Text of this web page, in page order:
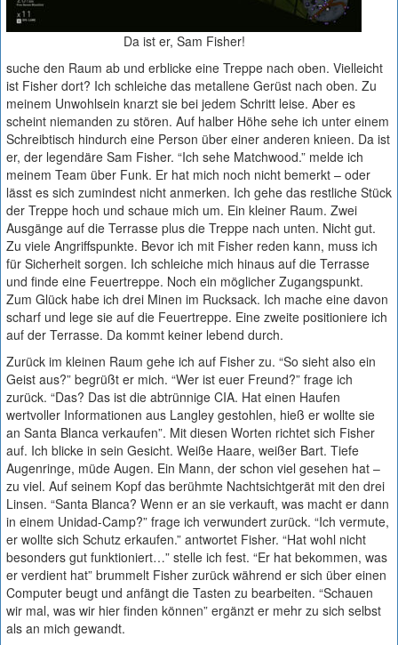
Da ist er, Sam Fisher!
suche den Raum ab und erblicke eine Treppe nach oben. Vielleicht
ist Fisher dort? Ich schleiche das metallene Gerüst nach oben. Zu
meinem Unwohlsein knarzt sie bei jedem Schritt leise. Aber es
scheint niemanden zu stören. Auf halber Höhe sehe ich unter einem
Schreibtisch hindurch eine Person über einer anderen knieen. Da ist
er, der legendäre Sam Fisher. “Ich sehe Matchwood.” melde ich
meinem Team über Funk. Er hat mich noch nicht bemerkt – oder
lässt es sich zumindest nicht anmerken. Ich gehe das restliche Stück
der Treppe hoch und schaue mich um. Ein kleiner Raum. Zwei
Ausgänge auf die Terrasse plus die Treppe nach unten. Nicht gut.
Zu viele Angriffspunkte. Bevor ich mit Fisher reden kann, muss ich
für Sicherheit sorgen. Ich schleiche mich hinaus auf die Terrasse
und finde eine Feuertreppe. Noch ein möglicher Zugangspunkt.
Zum Glück habe ich drei Minen im Rucksack. Ich mache eine davon
scharf und lege sie auf die Feuertreppe. Eine zweite positioniere ich
auf der Terrasse. Da kommt keiner lebend durch.
Zurück im kleinen Raum gehe ich auf Fisher zu. “So sieht also ein
Geist aus?” begrüßt er mich. “Wer ist euer Freund?” frage ich
zurück. “Das? Das ist die abtrünnige CIA. Hat einen Haufen
wertvoller Informationen aus Langley gestohlen, hieß er wollte sie
an Santa Blanca verkaufen”. Mit diesen Worten richtet sich Fisher
auf. Ich blicke in sein Gesicht. Weiße Haare, weißer Bart. Tiefe
Augenringe, müde Augen. Ein Mann, der schon viel gesehen hat –
zu viel. Auf seinem Kopf das berühmte Nachtsichtgerät mit den drei
Linsen. “Santa Blanca? Wenn er an sie verkauft, was macht er dann
in einem Unidad-Camp?” frage ich verwundert zurück. “Ich vermute,
er wollte sich Schutz erkaufen.” antwortet Fisher. “Hat wohl nicht
besonders gut funktioniert…” stelle ich fest. “Er hat bekommen, was
er verdient hat” brummelt Fisher zurück während er sich über einen
Computer beugt und anfängt die Tasten zu bearbeiten. “Schauen
wir mal, was wir hier finden können” ergänzt er mehr zu sich selbst
als an mich gewandt.